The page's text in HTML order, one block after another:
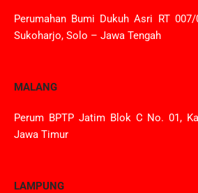
Perumahan Bumi Dukuh Asri RT
Sukoharjo, Solo – Jawa Tengah
MALANG
Perum BPTP Jatim Blok C No. 01,
Jawa Timur
LAMPUNG